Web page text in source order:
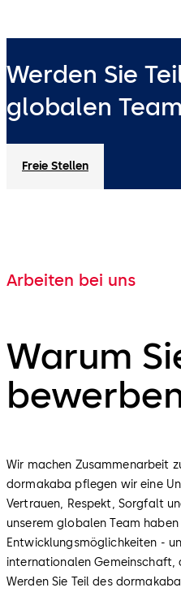
Werden Sie
globalen
Freie Stellen
Arbeiten bei uns
Warum
Wir machen Zusammenarbeit
dormakaba pflegen wir eine
Vertrauen, Respekt, Sorgfalt
unserem globalen Team
Entwicklungsmöglichkeiten -
internationalen Gemeinschaft,
Werden Sie Teil des